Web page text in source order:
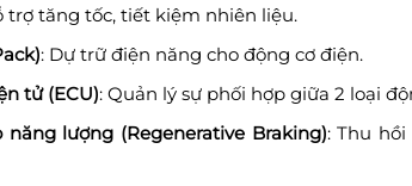
trợ tăng tốc, tiết kiệm nhiên liệu.
: Dự trữ điện năng cho động cơ điện.
tử (ECU): Quản lý sự phối hợp giữa 2 loại
lượng (Regenerative Braking): Thu